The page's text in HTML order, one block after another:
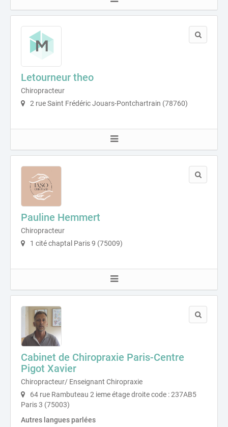
Letourneur theo
Chiropracteur
2 rue Saint Frédéric Jouars-Pontchartrain (78760)
Pauline Hemmert
Chiropracteur
1 cité chaptal Paris 9 (75009)
Cabinet de Chiropraxie Paris-Centre
Pigot Xavier
Chiropracteur/ Enseignant Chiropraxie
64 rue Rambuteau 2 ieme étage droite code : 237AB5
Paris 3 (75003)
Autres langues parlées